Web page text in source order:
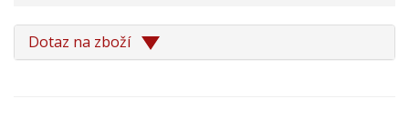
Dotaz na zboží